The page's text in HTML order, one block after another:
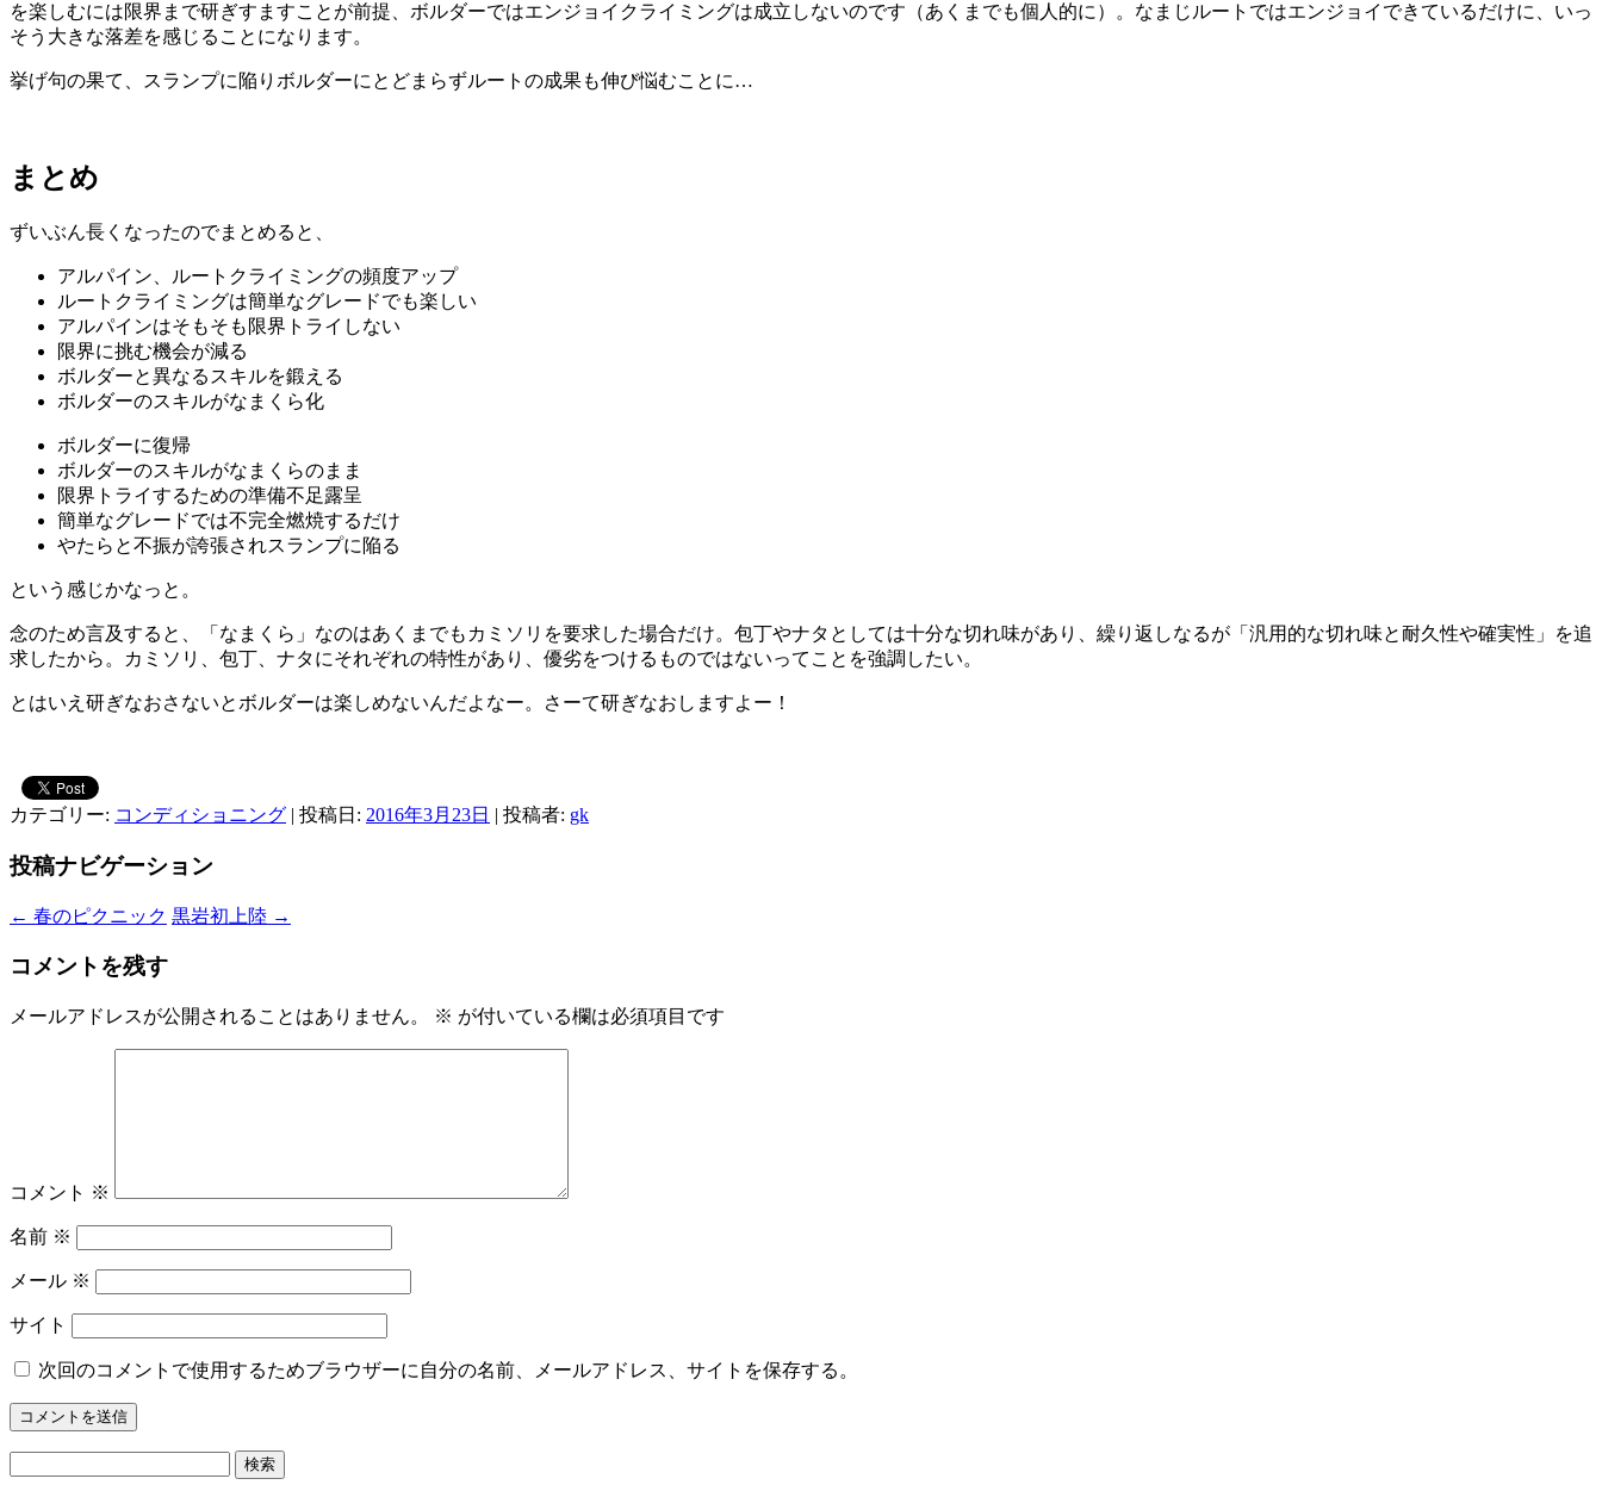
を楽しむには限界まで研ぎすますことが前提、ボルダーではエンジョイクライミングは成立しないのです（あくまでも個人的に）。なまじルートではエンジョイできているだけに、いっ
そう大きな落差を感じることになります。
挙げ句の果て、スランプに陥りボルダーにとどまらずルートの成果も伸び悩むことに…
まとめ
ずいぶん長くなったのでまとめると、
アルパイン、ルートクライミングの頻度アップ
ルートクライミングは簡単なグレードでも楽しい
アルパインはそもそも限界トライしない
限界に挑む機会が減る
ボルダーと異なるスキルを鍛える
ボルダーのスキルがなまくら化
ボルダーに復帰
ボルダーのスキルがなまくらのまま
限界トライするための準備不足露呈
簡単なグレードでは不完全燃焼するだけ
やたらと不振が誇張されスランプに陥る
という感じかなっと。
念のため言及すると、「なまくら」なのはあくまでもカミソリを要求した場合だけ。包丁やナタとしては十分な切れ味があり、繰り返しなるが「汎用的な切れ味と耐久性や確実性」を追
求したから。カミソリ、包丁、ナタにそれぞれの特性があり、優劣をつけるものではないってことを強調したい。
とはいえ研ぎなおさないとボルダーは楽しめないんだよなー。さーて研ぎなおしますよー！
カテゴリー: コンディショニング | 投稿日: 2016年3月23日 | 投稿者: gk
投稿ナビゲーション
← 春のピクニック 黒岩初上陸 →
コメントを残す
メールアドレスが公開されることはありません。 ※ が付いている欄は必須項目です
コメント ※
名前 ※
メール ※
サイト
次回のコメントで使用するためブラウザーに自分の名前、メールアドレス、サイトを保存する。